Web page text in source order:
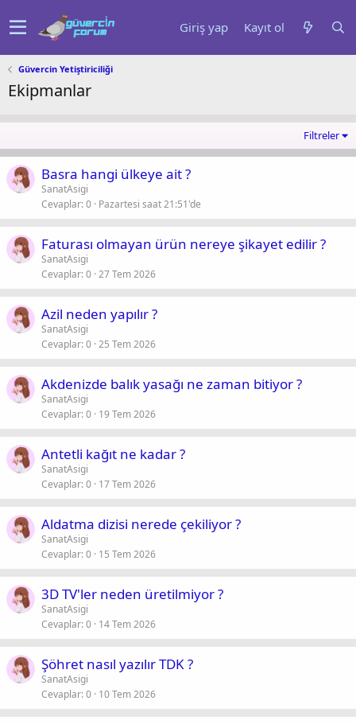
Giriş yap Kayıt ol
Güvercin Yetiştiriciliği
Ekipmanlar
Filtreler
Basra hangi ülkeye ait ?
SanatAsigi
Cevaplar 0 Pazartesi saat 21:51'de
Faturası olmayan ürün nereye şikayet edilir ?
SanatAsigi
Cevaplar 0 27 Tem 2026
Azil neden yapılır ?
SanatAsigi
Cevaplar 0 25 Tem 2026
Akdenizde balık yasağı ne zaman bitiyor ?
SanatAsigi
Cevaplar 0 19 Tem 2026
Antetli kağıt ne kadar ?
SanatAsigi
Cevaplar 0 17 Tem 2026
Aldatma dizisi nerede çekiliyor ?
SanatAsigi
Cevaplar 0 15 Tem 2026
3D TV'ler neden üretilmiyor ?
SanatAsigi
Cevaplar 0 14 Tem 2026
Şöhret nasıl yazılır TDK ?
SanatAsigi
Cevaplar 0 10 Tem 2026